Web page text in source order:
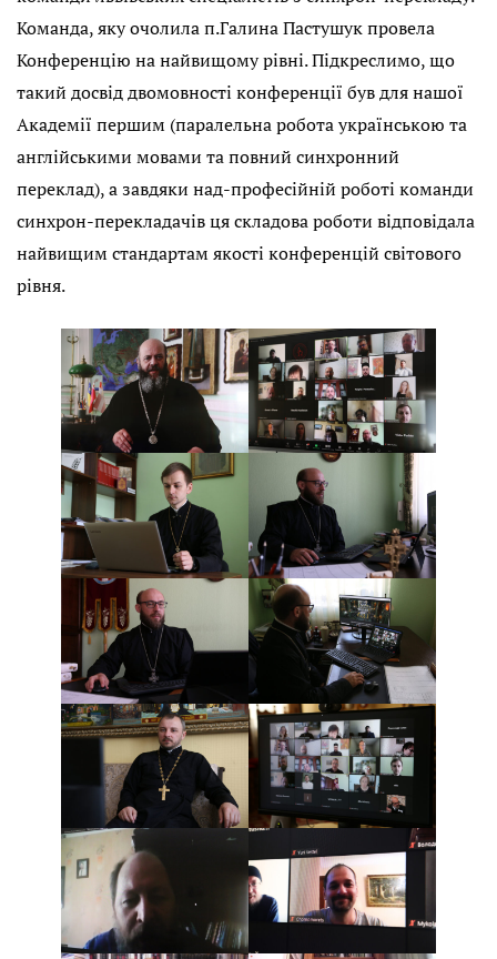
Команда, яку очолила п.Галина Пастушук провела
Конференцію на найвищому рівні. Підкреслимо, що
такий досвід двомовності конференції був для нашої
Академії першим (паралельна робота українською та
англійськими мовами та повний синхронний
переклад), а завдяки над-професійній роботі команди
синхрон-перекладачів ця складова роботи відповідала
найвищим стандартам якості конференцій світового
рівня.